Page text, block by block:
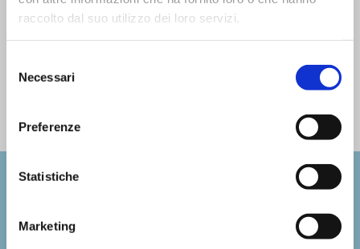
raccolto dal suo utilizzo dei loro servizi.
delNecessari
Preferenze
Statistiche
Marketing
Tutte le news
DOCUMENTI UTILI